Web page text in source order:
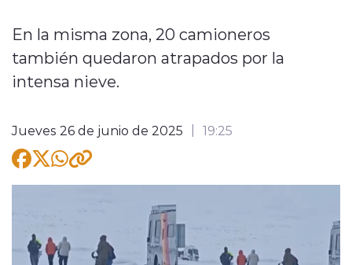
Entrevistas
En la misma zona, 20 camioneros
también quedaron atrapados por la
intensa nieve.
Jueves 26 de junio de 2025 19:25